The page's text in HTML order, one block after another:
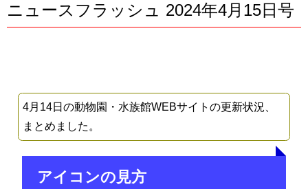
ニュースフラッシュ 2024年4月15日号
4月14日の動物園・水族館WEBサイトの更新状況、
まとめました。
アイコンの見方